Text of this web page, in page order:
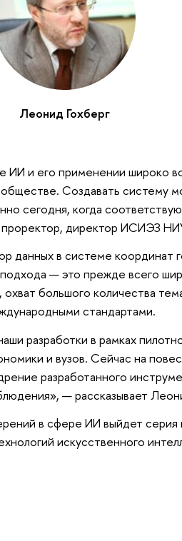
Леонид Гохберг
ИИ и его применении широко
Создавать систему
сегодня, когда
директор ИСИЭЗ
данных в системе координат
— это прежде всего
большого количества
стандартами.
разработки в рамках
и вузов. Сейчас на
разработанного
— рассказывает
в сфере ИИ выйдет серия
искусственного